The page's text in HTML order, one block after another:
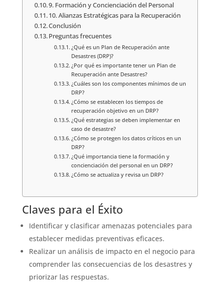
9. Formación y Concienciación del Personal
10. Alianzas Estratégicas para la Recuperación
Conclusión
Preguntas frecuentes
¿Qué es un Plan de Recuperación ante
Desastres (DRP)?
¿Por qué es importante tener un Plan de
Recuperación ante Desastres?
¿Cuáles son los componentes mínimos de un
DRP?
¿Cómo se establecen los tiempos de
recuperación objetivo en un DRP?
¿Qué estrategias se deben implementar en
caso de desastre?
¿Cómo se protegen los datos críticos en un
DRP?
¿Qué importancia tiene la formación y
concienciación del personal en un DRP?
¿Cómo se actualiza y revisa un DRP?
Claves para el Éxito
Identificar y clasificar amenazas potenciales para
establecer medidas preventivas eficaces.
Realizar un análisis de impacto en el negocio para
comprender las consecuencias de los desastres y
priorizar las respuestas.